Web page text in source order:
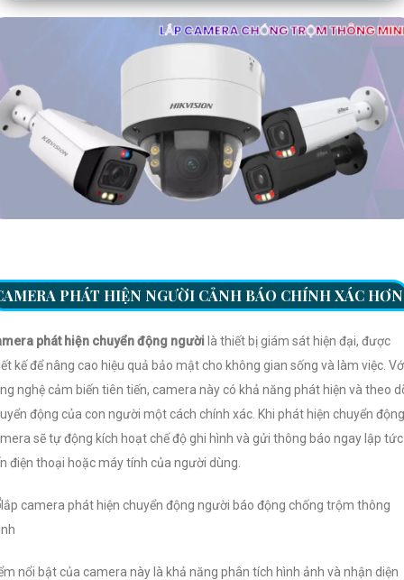
PHÁT HIỆN NGƯỜI CẢNH BÁO CHÍNH XÁC HƠN
phát hiện chuyển động người là thiết bị giám sát hiện đại, được
kế để nâng cao hiệu quả bảo mật cho không gian sống và làm việc.
nghệ cảm biến tiên tiến, camera này có khả năng phát hiện và theo
động của con người một cách chính xác. Khi phát hiện chuyển
sẽ tự động kích hoạt chế độ ghi hình và gửi thông báo ngay lập tức
điện thoại hoặc máy tính của người dùng.
nổi bật của camera này là khả năng phân tích hình ảnh và nhận diện